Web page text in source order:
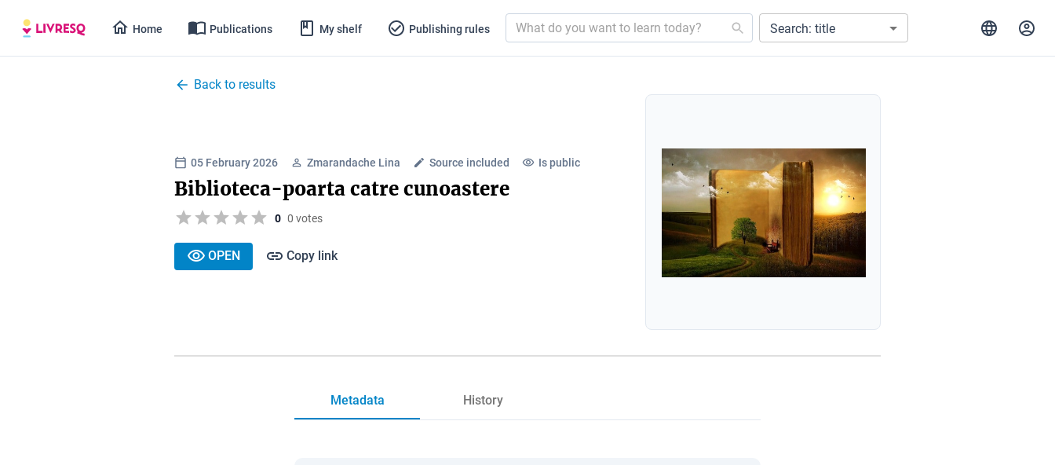
Home Publications My shelf Publishing rules Search: title
Back to results
05 February 2026 Zmarandache Lina Source included Is public
Biblioteca-poarta catre cunoastere
0 0 votes
OPEN Copy link
Metadata History